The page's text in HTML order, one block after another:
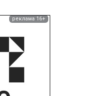
реклама 16+